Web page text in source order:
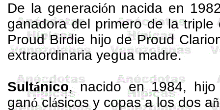
De la generación nacida en
ganadora del primero de la
Proud Birdie hijo deProud
extraordinaria yegua madre.
Sultánico, nacido en 1984,
ganóclásicos y copas a los dos añ